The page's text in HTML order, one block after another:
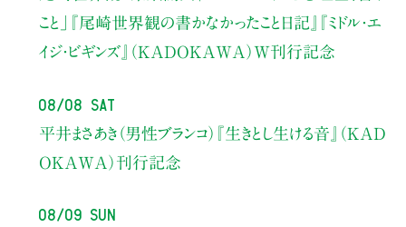
こと」
『尾崎世界観の書かなかったこと日記』『ミドル・エ
イジ・ビギンズ』（KADOKAWA）W刊行記念
08/08 Sat
平井まさあき（男性ブランコ） 『生きとし生ける音』（KAD
OKAWA）刊行記念
08/09 Sun